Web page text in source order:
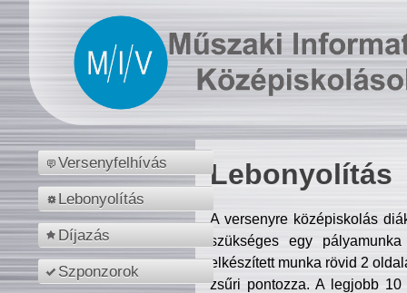
Versenyfelhívás
Lebonyolítás
Díjazás
Szponzorok
Lebonyolítás
A versenyre középiskolás
szükséges egy
elkészített munka rövid 2
zsűri pontozza. A legjobb